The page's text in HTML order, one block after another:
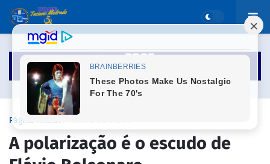
Página inicial
A polarização é o escudo de